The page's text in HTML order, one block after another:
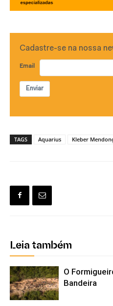
Cadastre-se na nossa
Email
Enviar
TAGS Aquarius Kleber
Leia também
O
Bandeira